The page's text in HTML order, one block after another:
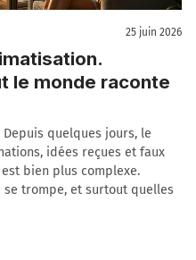
25 juin 2026
le monde raconte
quelques jours, le
idées reçues et faux
bien plus complexe.
trompe, et surtout quelles